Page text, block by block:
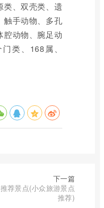
类、双壳类、遗
触手动物、多孔
腔动物、腕足动
类、168属、
下一篇
推荐景点(小众旅游景点
推荐)